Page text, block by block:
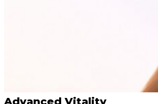
Advanced Vitality